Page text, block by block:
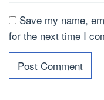
Save my name,
for the next time I